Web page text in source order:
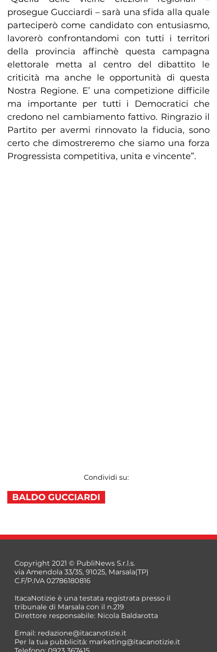
prosegue Gucciardi – sarà una sfida alla quale
parteciperò come candidato con entusiasmo,
lavorerò confrontandomi con tutti i territori
della provincia affinchè questa campagna
elettorale metta al centro del dibattito le
criticità ma anche le opportunità di questa
Nostra Regione. E’ una competizione difficile
ma importante per tutti i Democratici che
credono nel cambiamento fattivo. Ringrazio il
Partito per avermi rinnovato la fiducia, sono
certo che dimostreremo che siamo una forza
Progressista competitiva, unita e vincente”.
Condividi su:
BALDO GUCCIARDI
Copyright 2021 © PubliNews S.r.l.s.
via Amendola 33/35, 91025, Marsala(TP)
C.F/P.IVA 02786180816
ItacaNotizie è una testata registrata presso il
tribunale di Marsala con il n.219
Direttore responsabile: Nicola Baldarotta
Email: redazione@itacanotizie.it
Per la tua pubblicità: marketing@itacanotizie.it